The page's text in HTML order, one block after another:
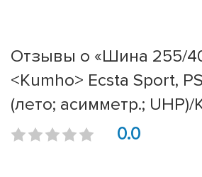
Отзывы о «Шина 255/
<Kumho> Ecsta Sport,
(лето; асимметр.; UHP)/
0.0